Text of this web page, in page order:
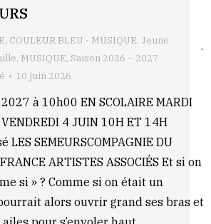
, COULEUR BLEU - MUSIQUE, Jeune
, MUSIQUE, Saison 2026 – 2027
10 juin 2026
à 10h00 EN SCOLAIRE MARDI
4 JUIN 10H ET 14H
LES SEMEURSCOMPAGNIE DU
ARTISTES ASSOCIÉS Et si on
si » ? Comme si on était un
alors ouvrir grand ses bras et